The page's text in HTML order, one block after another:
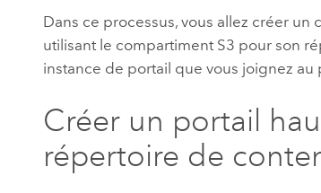
Dans ce processus, vous allez créer
utilisant le compartiment S3 pour son
instance de portail que vous joignez
Créer un portail
répertoire de